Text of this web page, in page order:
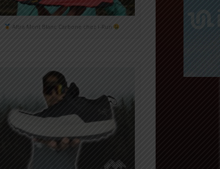
Altra Mont Blanc Carbone chez i-Run